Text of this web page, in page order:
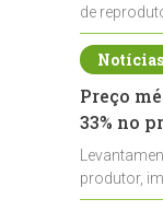
de
durante a
Preço
33% no
produtor,
de leite cru